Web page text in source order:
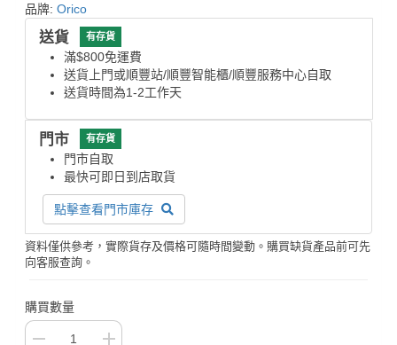
品牌: Orico
送貨 有存貨
滿$800免運費
送貨上門或順豐站/順豐智能櫃/順豐服務中心自取
送貨時間為1-2工作天
門市 有存貨
門市自取
最快可即日到店取貨
點擊查看門市庫存
資料僅供參考，實際貨存及價格可隨時間變動。購買缺貨產品前可先
向客服查詢。
購買數量